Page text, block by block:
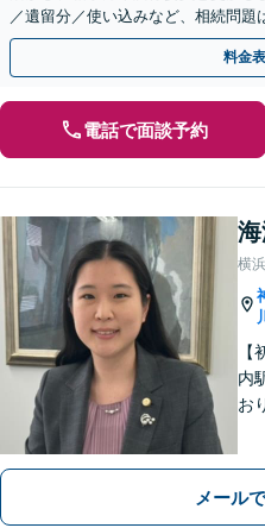
／遺留分／使い込みなど、相続問
応可】トラブル前の段階でも相談可
料金
電話で面談予約
横
内
お
等
メール